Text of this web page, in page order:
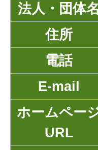
法人・団体名
住所
電話
E-mail
ホームペー
URL